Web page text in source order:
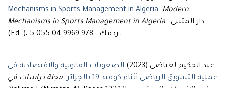
Mechanisms in Sports Management in Algeria. Modern
Mechanisms in Sports Management in Algeria , دار المتنبي
(Ed. )، ردمك : 978-9969-04-055-5 ،
عبد الحكيم لعياضي (2023)
الصعوبات القانونية والاقتصادية في
عملية التسويق الرياضي أثناء كوفيد 19 بالجزائر
. مجلة دراسات في